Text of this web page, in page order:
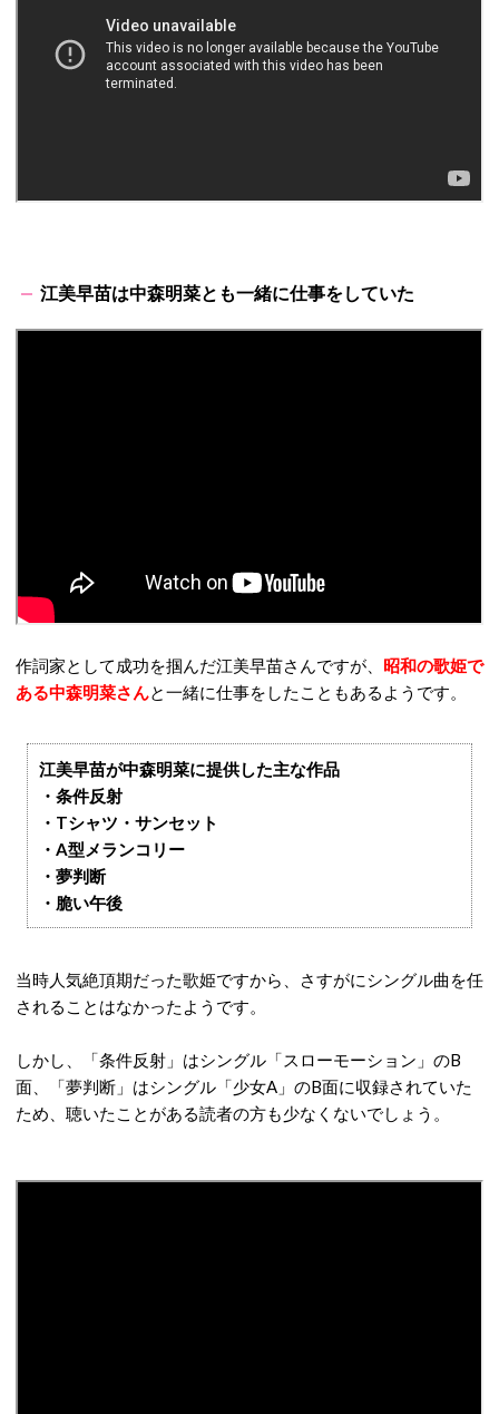
江美早苗は中森明菜とも一緒に仕事をしていた
作詞家として成功を掴んだ江美早苗さんですが、 昭和の歌姫で
ある中森明菜さんと一緒に仕事をしたこともあるようです。
江美早苗が中森明菜に提供した主な作品
・条件反射
・Tシャツ・サンセット
・A型メランコリー
・夢判断
・脆い午後
当時人気絶頂期だった歌姫ですから、さすがにシングル曲を任
されることはなかったようです。
しかし、「条件反射」はシングル「スローモーション」のB
面、「夢判断」はシングル「少女A」のB面に収録されていた
ため、聴いたことがある読者の方も少なくないでしょう。